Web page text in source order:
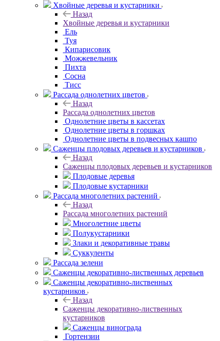
Хвойные деревья и кустарники
Назад
Хвойные деревья и кустарники
Ель
Туя
Кипарисовик
Можжевельник
Пихта
Сосна
Тисc
Рассада однолетних цветов
Назад
Рассада однолетних цветов
Однолетние цветы в кассетах
Однолетние цветы в горшках
Однолетние цветы в подвесных кашпо
Саженцы плодовых деревьев и кустарников
Назад
Саженцы плодовых деревьев и кустарников
Плодовые деревья
Плодовые кустарники
Рассада многолетних растений
Назад
Рассада многолетних растений
Многолетние цветы
Полукустарники
Злаки и декоративные травы
Суккуленты
Рассада зелени
Саженцы декоративно-лиственных деревьев
Саженцы декоративно-лиственных
кустарников
Назад
Саженцы декоративно-лиственных
кустарников
Саженцы винограда
Гортензии